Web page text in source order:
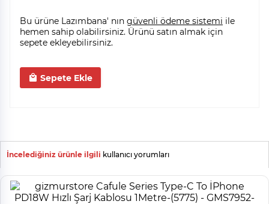
Bu ürüne Lazımbana' nın güvenli ödeme sistemi ile
hemen sahip olabilirsiniz. Ürünü satın almak için
sepete ekleyebilirsiniz.
Sepete Ekle
İncelediğiniz ürünle ilgili kullanıcı yorumları